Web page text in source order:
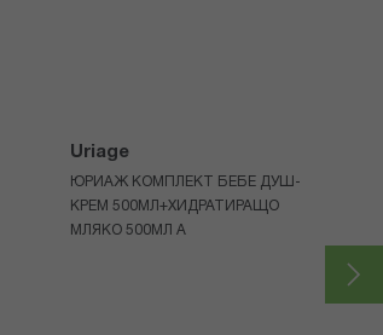
Uriage
ЮРИАЖ КОМПЛЕКТ БЕБЕ ДУШ-
КРЕМ 500МЛ+ХИДРАТИРАЩО
МЛЯКО 500МЛ A